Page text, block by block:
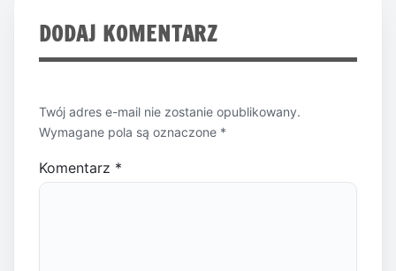
DODAJ KOMENTARZ
Twój adres e-mail nie zostanie opublikowany.
Wymagane pola są oznaczone *
Komentarz *